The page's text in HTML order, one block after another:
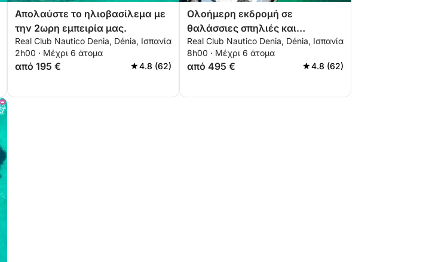
Απολαύστε το ηλιοβασίλεμα με
την 2ωρη εμπειρία μας.
Real Club Nautico Denia, Dénia, Ισπανία
2h00 · Μέχρι 6 άτομα
από 195 € 4.8 (62)
Ολοήμερη εκδρομή σε
θαλάσσιες σπηλιές και
κρυστάλλινα νερά.
Real Club Nautico Denia, Dénia, Ισπανία
8h00 · Μέχρι 6 άτομα
από 495 € 4.8 (62)